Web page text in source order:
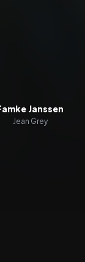
Janssen
Jean Grey